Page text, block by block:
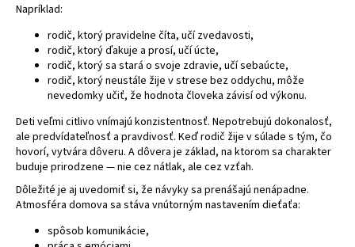
Napríklad:
rodič, ktorý pravidelne číta, učí zvedavosti,
rodič, ktorý ďakuje a prosí, učí úcte,
rodič, ktorý sa stará o svoje zdravie, učí sebaúcte,
rodič, ktorý neustále žije v strese bez oddychu, môže
nevedomky učiť, že hodnota človeka závisí od výkonu.
Deti veľmi citlivo vnímajú konzistentnosť. Nepotrebujú dokonalosť,
ale predvídateľnosť a pravdivosť. Keď rodič žije v súlade s tým, čo
hovorí, vytvára dôveru. A dôvera je základ, na ktorom sa charakter
buduje prirodzene — nie cez nátlak, ale cez vzťah.
Dôležité je aj uvedomiť si, že návyky sa prenášajú nenápadne.
Atmosféra domova sa stáva vnútorným nastavením dieťaťa:
spôsob komunikácie,
HĽADAŤ